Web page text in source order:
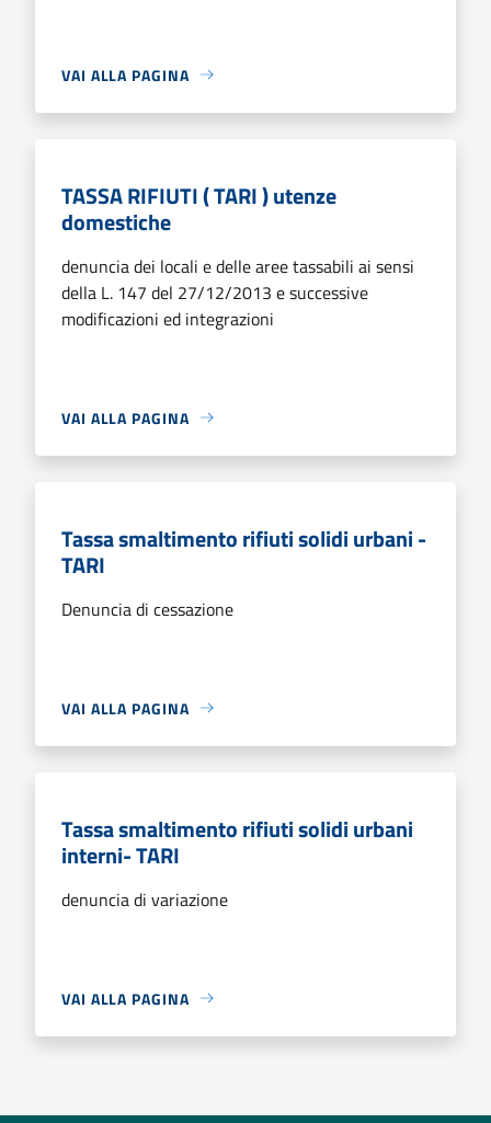
VAI ALLA PAGINA
TASSA RIFIUTI ( TARI ) utenze
domestiche
denuncia dei locali e delle aree tassabili ai sensi
della L. 147 del 27/12/2013 e successive
modificazioni ed integrazioni
VAI ALLA PAGINA
Tassa smaltimento rifiuti solidi urbani -
TARI
Denuncia di cessazione
VAI ALLA PAGINA
Tassa smaltimento rifiuti solidi urbani
interni- TARI
denuncia di variazione
VAI ALLA PAGINA